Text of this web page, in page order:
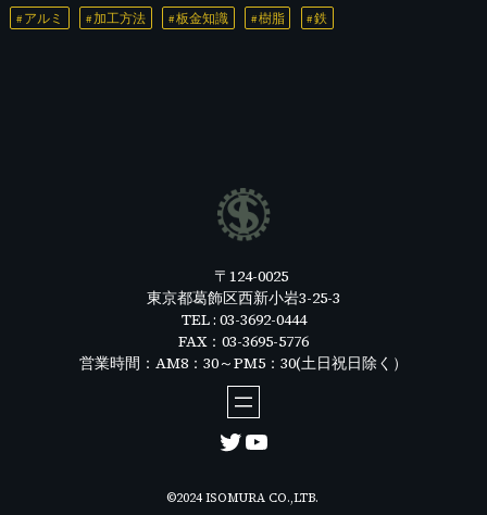
アルミ 加工方法 板金知識 樹脂 鉄
〒124-0025
東京都葛飾区西新小岩3-25-3
TEL : 03-3692-0444
FAX：03-3695-5776
営業時間：AM8：30～PM5：30(土日祝日除く）
Twitter
YouTube
©2024 ISOMURA CO.,LTB.